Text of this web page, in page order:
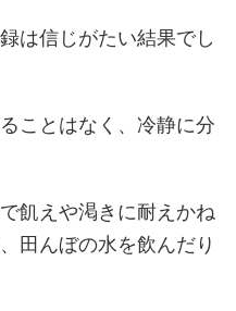
は信じがたい結果でし
ことはなく、冷静に分
飢えや渇きに耐えかね
田んぼの水を飲んだり